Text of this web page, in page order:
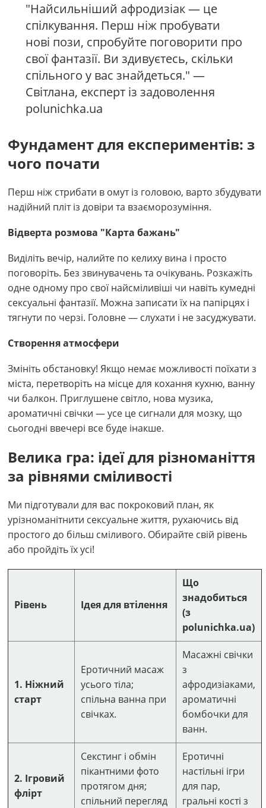
"Найсильніший афродизіак — це
спілкування. Перш ніж пробувати
нові пози, спробуйте поговорити про
свої фантазії. Ви здивуєтесь, скільки
спільного у вас знайдеться." —
Світлана, експерт із задоволення
polunichka.ua
Фундамент для експериментів: з
чого почати
Перш ніж стрибати в омут із головою, варто збудувати
надійний пліт із довіри та взаєморозуміння.
Відверта розмова "Карта бажань"
Виділіть вечір, налийте по келиху вина і просто
поговоріть. Без звинувачень та очікувань. Розкажіть
одне одному про свої найсміливіші чи навіть кумедні
сексуальні фантазії. Можна записати їх на папірцях і
тягнути по черзі. Головне — слухати і не засуджувати.
Створення атмосфери
Змініть обстановку! Якщо немає можливості поїхати з
міста, перетворіть на місце для кохання кухню, ванну
чи балкон. Приглушене світло, нова музика,
ароматичні свічки — усе це сигнали для мозку, що
сьогодні ввечері все буде інакше.
Велика гра: ідеї для різноманіття
за рівнями сміливості
Ми підготували для вас покроковий план, як
урізноманітнити сексуальне життя, рухаючись від
простого до більш сміливого. Обирайте свій рівень
або пройдіть їх усі!
Рівень Ідея для втілення
Що
знадобиться
(з
polunichka.ua)
1. Ніжний
старт
Еротичний масаж
усього тіла;
спільна ванна при
свічках.
Масажні свічки
з
афродизіаками,
ароматичні
бомбочки для
ванн.
2. Ігровий
флірт
Секстинг і обмін
пікантними фото
протягом дня;
спільний перегляд
Еротичні
настільні ігри
для пар,
гральні кості з